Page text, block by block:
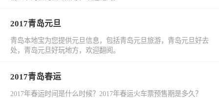
2017青岛元旦
青岛本地宝为您提供元旦信息，包括青岛元旦旅游，青岛元旦好去
处，青岛元旦好玩地方，欢迎翻阅。
2017青岛春运
2017年春运时间是什么时候？2017年春运火车票预售期是多久？